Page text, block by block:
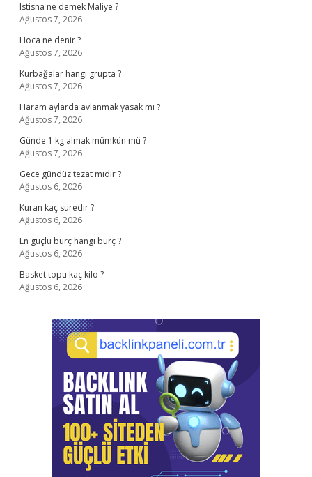
Istisna ne demek Maliye ?
Ağustos 7, 2026
Hoca ne denir ?
Ağustos 7, 2026
Kurbağalar hangi grupta ?
Ağustos 7, 2026
Haram aylarda avlanmak yasak mı ?
Ağustos 7, 2026
Günde 1 kg almak mümkün mü ?
Ağustos 7, 2026
Gece gündüz tezat mıdır ?
Ağustos 6, 2026
Kuran kaç suredir ?
Ağustos 6, 2026
En güçlü burç hangi burç ?
Ağustos 6, 2026
Basket topu kaç kilo ?
Ağustos 6, 2026